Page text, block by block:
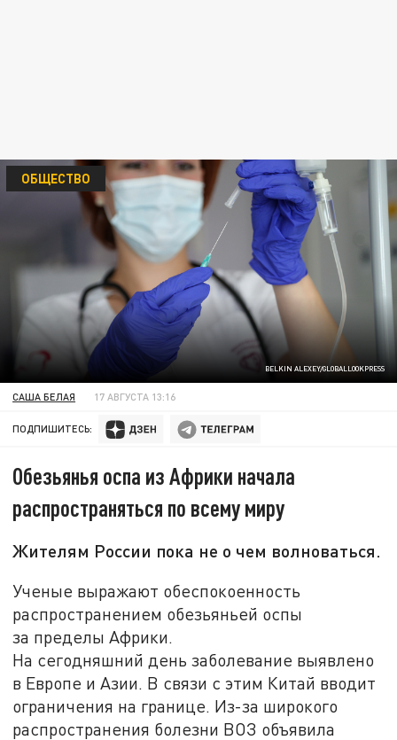
BELKIN ALEXEY/GLOBALLOOKPRESS
ОБЩЕСТВО
САША БЕЛАЯ 17 АВГУСТА 13:16
ПОДПИШИТЕСЬ:
Обезьянья оспа из Африки начала
распространяться по всему миру
Жителям России пока не о чем волноваться.
Ученые выражают обеспокоенность
распространением обезьяньей оспы
за пределы Африки.
На сегодняшний день заболевание выявлено
в Европе и Азии. В связи с этим Китай вводит
ограничения на границе. Из-за широкого
распространения болезни ВОЗ объявила